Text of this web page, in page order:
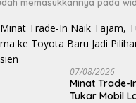
07/08/2026
Minat Trade-
Tukar Mobil